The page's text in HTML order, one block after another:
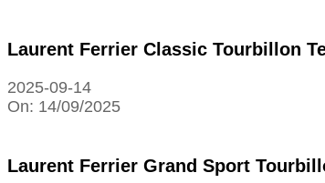
Laurent Ferrier Classic Tourbillon
2025-09-14
On: 14/09/2025
Laurent Ferrier Grand Sport